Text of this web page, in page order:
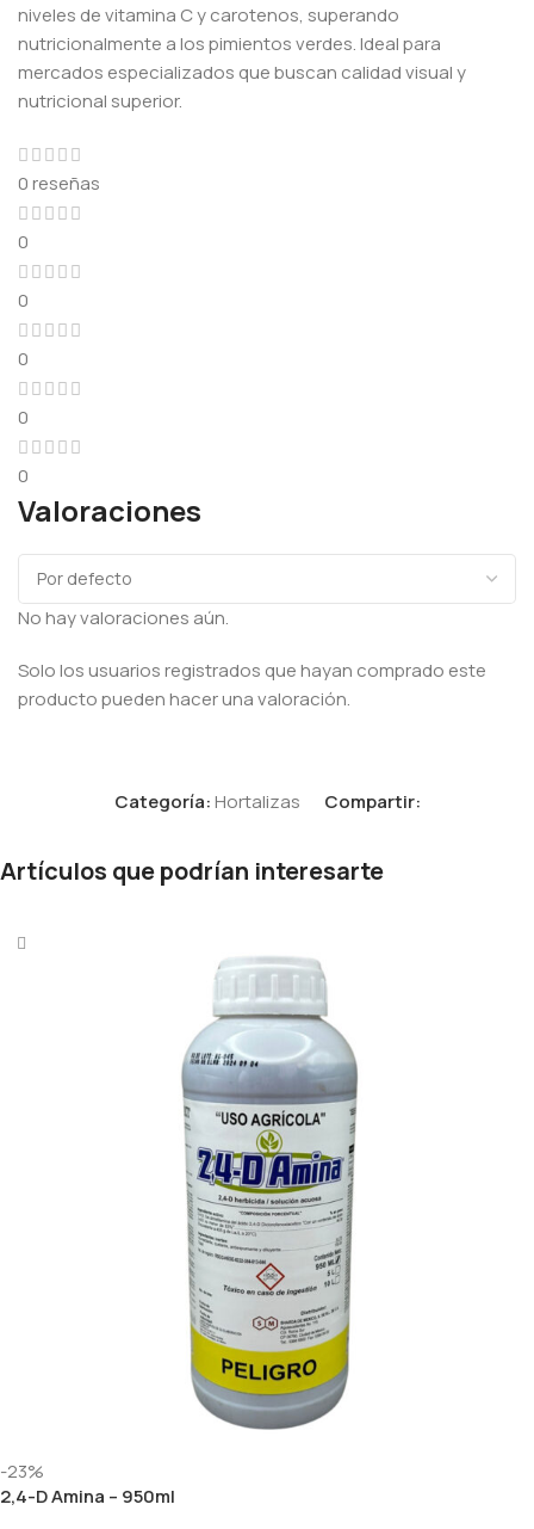
niveles de vitamina C y carotenos, superando
nutricionalmente a los pimientos verdes. Ideal para
mercados especializados que buscan calidad visual y
nutricional superior.
0 reseñas
0
0
0
0
0
Valoraciones
No hay valoraciones aún.
Solo los usuarios registrados que hayan comprado este
producto pueden hacer una valoración.
Categoría:Hortalizas Compartir:
Artículos que podrían interesarte
-23%
2,4-D Amina – 950ml